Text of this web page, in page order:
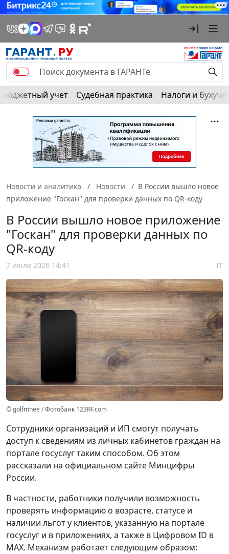
Бюджетный учет Судебная практика Налоги и
Новости и аналитика Новости
В России вышло новое
приложение "Госкан" для проверки данных по QR-коду
В России вышло новое приложение
"Госкан" для проверки данных по
QR-коду
7 июля 2026 14:41 IT
© golfmhee / Фотобанк 123RF.com
Сотрудники организаций и ИП смогут получать
доступ к сведениям из личных кабинетов граждан на
портале госуслуг таким способом. Об этом
рассказали на официальном сайте Минцифры
России.
В частности, работники получили возможность
проверять информацию о возрасте, статусе и
наличии льгот у клиентов, указанную на портале
госуслуг и в приложениях, а также в Цифровом ID в
MAX. Механизм работает следующим образом: